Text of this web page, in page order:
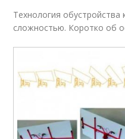
Технология обустройства
сложностью. Коротко об